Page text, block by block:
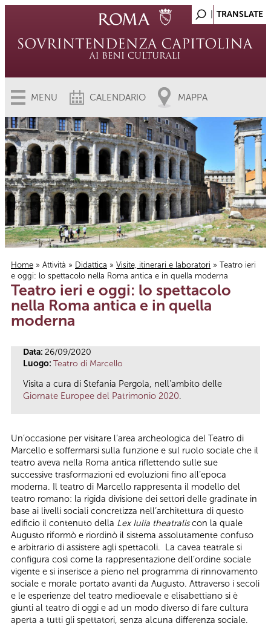
MENU CALENDARIO MAPPA
Tu sei qui
Home » Attività » Didattica » Visite, itinerari e laboratori » Teatro ieri
e oggi: lo spettacolo nella Roma antica e in quella moderna
Teatro ieri e oggi: lo spettacolo
nella Roma antica e in quella
moderna
Data: 26/09/2020
Luogo: Teatro di Marcello
Visita a cura di Stefania Pergola, nell'ambito delle
Giornate Europee del Patrimonio 2020.
Un’occasione per visitare l’area archeologica del Teatro di
Marcello e soffermarsi sulla funzione e sul ruolo sociale che il
teatro aveva nella Roma antica riflettendo sulle sue
successive trasformazioni ed evoluzioni fino all’epoca
moderna. Il teatro di Marcello rappresenta il modello del
teatro romano: la rigida divisione dei settori delle gradinate in
base ai livelli sociali concretizza nell’architettura di questo
edificio il contenuto della Lex Iulia theatraliscon la quale
Augusto riformò e riordinò il sistema assolutamente confuso
e arbitrario di assistere agli spettacoli. La cavea teatrale si
configura così come la rappresentazione dell’ordine sociale
vigente e si inserisce a pieno nel programma di rinnovamento
sociale e morale portato avanti da Augusto. Attraverso i secoli
e le esperienze del teatro medioevale e elisabettiano si è
giunti al teatro di oggi e ad un modo diverso di fare cultura
aperta a tutti gli spettatori, senza alcuna differenza sociale.